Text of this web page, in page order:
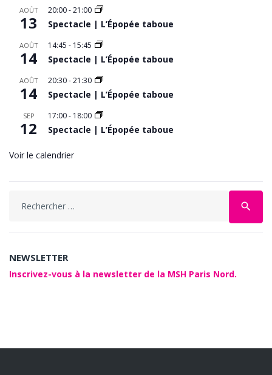
AOÛT
13
20:00-21:00
Spectacle | L’Épopée taboue
AOÛT
14
14:45 - 15:45
Spectacle | L’Épopée taboue
AOÛT
14
20:30-21:30
Spectacle | L’Épopée taboue
SEP
12
17:00- 18:00
Spectacle | L’Épopée taboue
Voir le calendrier
search
NEWSLETTER
Inscrivez-vous à la newsletter de la MSH Paris Nord.